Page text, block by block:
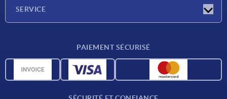
SERVICE
Données CAO
PAIEMENT SÉCURISÉ